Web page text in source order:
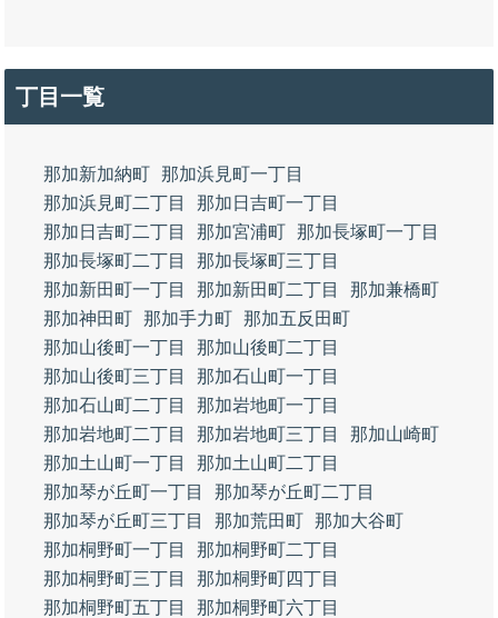
丁目一覧
那加新加納町 那加浜見町一丁目
那加浜見町二丁目
那加日吉町一丁目
那加日吉町二丁目
那加宮浦町 那加長塚町一丁目
那加長塚町二丁目
那加長塚町三丁目
那加新田町一丁目
那加新田町二丁目
那加兼橋町
那加神田町 那加手力町 那加五反田町
那加山後町一丁目
那加山後町二丁目
那加山後町三丁目
那加石山町一丁目
那加石山町二丁目
那加岩地町一丁目
那加岩地町二丁目
那加岩地町三丁目
那加山崎町
那加土山町一丁目
那加土山町二丁目
那加琴が丘町一丁目
那加琴が丘町二丁目
那加琴が丘町三丁目
那加荒田町 那加大谷町
那加桐野町一丁目
那加桐野町二丁目
那加桐野町三丁目
那加桐野町四丁目
那加桐野町五丁目
那加桐野町六丁目